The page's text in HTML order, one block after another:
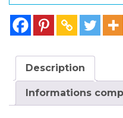
Description
Informations